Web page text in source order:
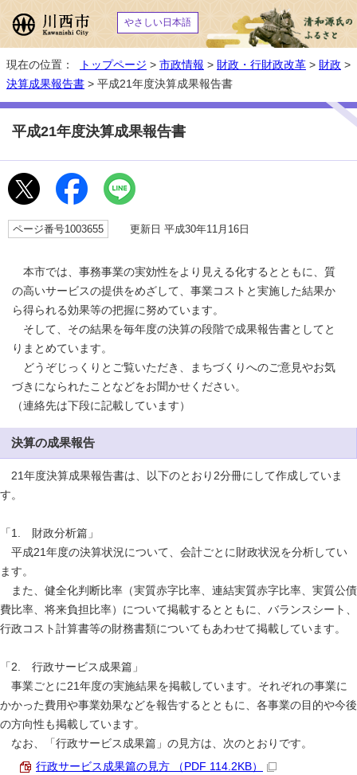
やさしい日本語
現在の位置： トップページ > 市政情報 > 財政・行財政改革 > 財政 >
決算成果報告書 > 平成21年度決算成果報告書
平成21年度決算成果報告書
ページ番号1003655 更新日 平成30年11月16日
本市では、事務事業の実効性をより見える化するとともに、質
の高いサービスの提供をめざして、事業コストと実施した結果か
ら得られる効果等の把握に努めています。
そして、その結果を毎年度の決算の段階で成果報告書としてと
りまとめています。
どうぞじっくりとご覧いただき、まちづくりへのご意見やお気
づきになられたことなどをお聞かせください。
（連絡先は下段に記載しています）
決算の成果報告
21年度決算成果報告書は、以下のとおり2分冊にして作成していま
す。
「1. 財政分析篇」
平成21年度の決算状況について、会計ごとに財政状況を分析してい
ます。
また、健全化判断比率（実質赤字比率、連結実質赤字比率、実質公債
費比率、将来負担比率）について掲載するとともに、バランスシート、
行政コスト計算書等の財務書類についてもあわせて掲載しています。
「2. 行政サービス成果篇」
事業ごとに21年度の実施結果を掲載しています。それぞれの事業に
かかった費用や事業効果などを報告するとともに、各事業の目的や今後
の方向性も掲載しています。
なお、「行政サービス成果篇」の見方は、次のとおりです。
行政サービス成果篇の見方 （PDF 114.2KB）